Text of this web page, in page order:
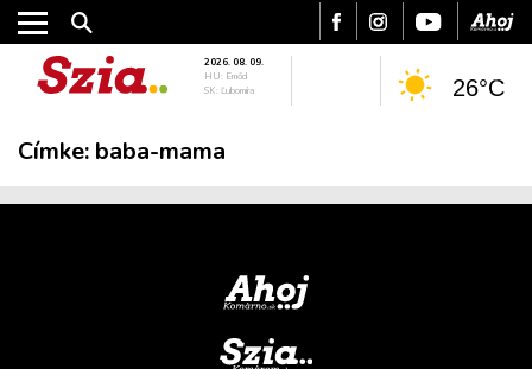
PODCAST
MIX
2026. 08. 09.
HU: Emőd
SK: Ľubomíra
26°C
Címke: baba-mama